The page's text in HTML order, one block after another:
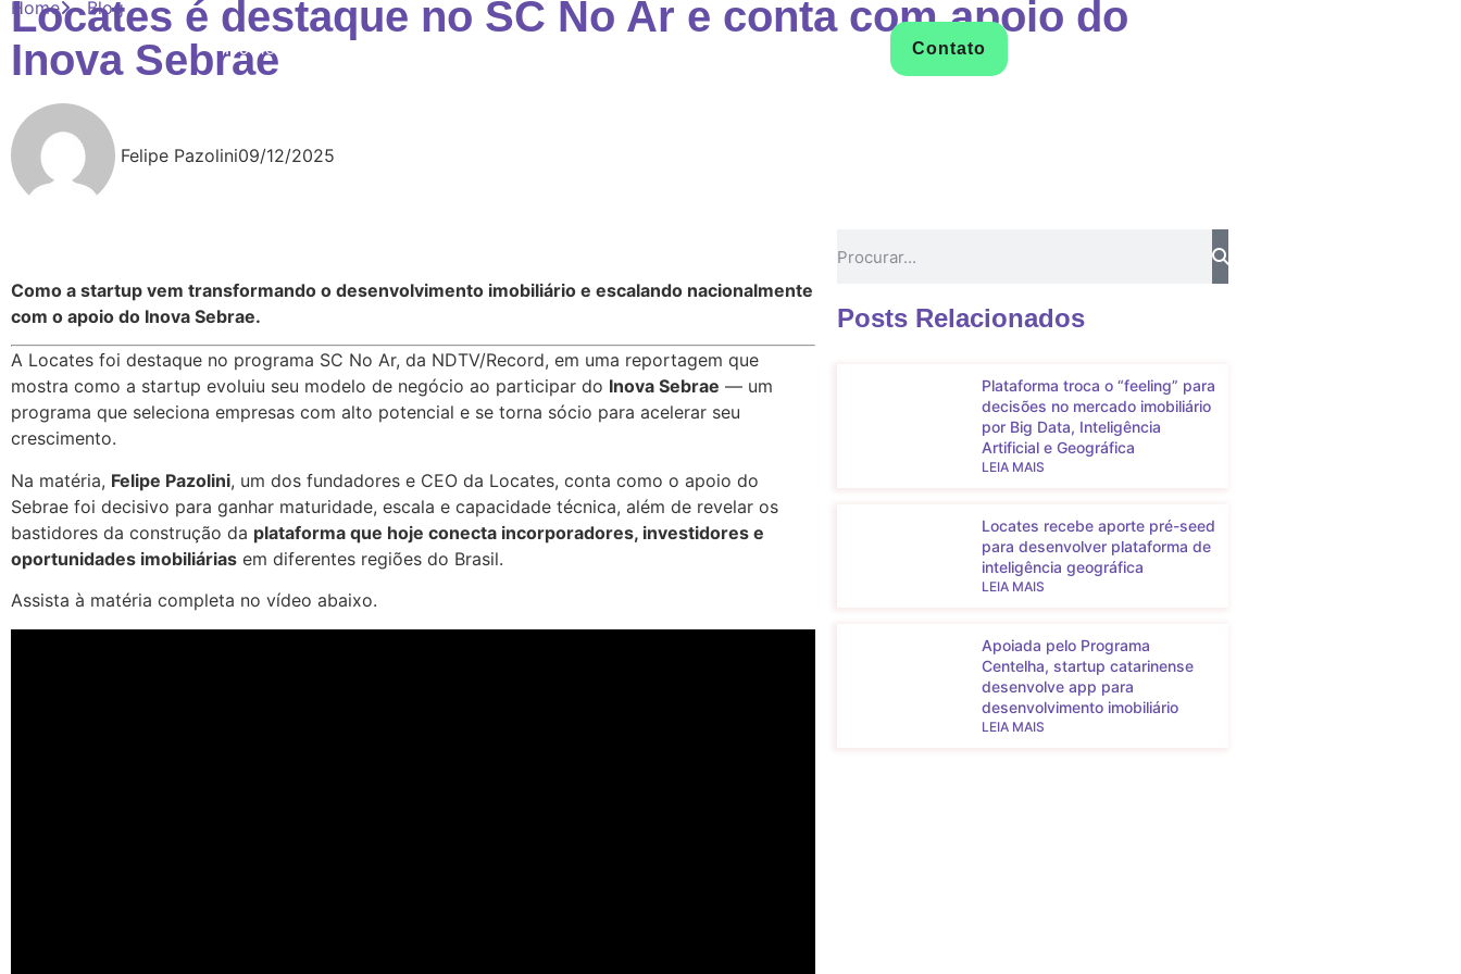
Home Contato
Home Blog
Locates é destaque no SC No Ar e conta com apoio do
Inova Sebrae
Felipe Pazolini09/12/2025
Como a startup vem transformando o desenvolvimento imobiliário e escalando nacionalmente
com o apoio do Inova Sebrae.
A Locates foi destaque no programa SC No Ar, da NDTV/Record, em uma reportagem que
mostra como a startup evoluiu seu modelo de negócio ao participar do Inova Sebrae — um
programa que seleciona empresas com alto potencial e se torna sócio para acelerar seu
crescimento.
Na matéria, Felipe Pazolini, um dos fundadores e CEO da Locates, conta como o apoio do
Sebrae foi decisivo para ganhar maturidade, escala e capacidade técnica, além de revelar os
bastidores da construção da plataforma que hoje conecta incorporadores, investidores e
oportunidades imobiliárias em diferentes regiões do Brasil.
Assista à matéria completa no vídeo abaixo.
Posts Relacionados
Plataforma troca o “feeling” para
decisões no mercado imobiliário
por Big Data, Inteligência
Artificial e Geográfica
LEIA MAIS
Locates recebe aporte pré-seed
para desenvolver plataforma de
inteligência geográfica
LEIA MAIS
Apoiada pelo Programa
Centelha, startup catarinense
desenvolve app para
desenvolvimento imobiliário
LEIA MAIS